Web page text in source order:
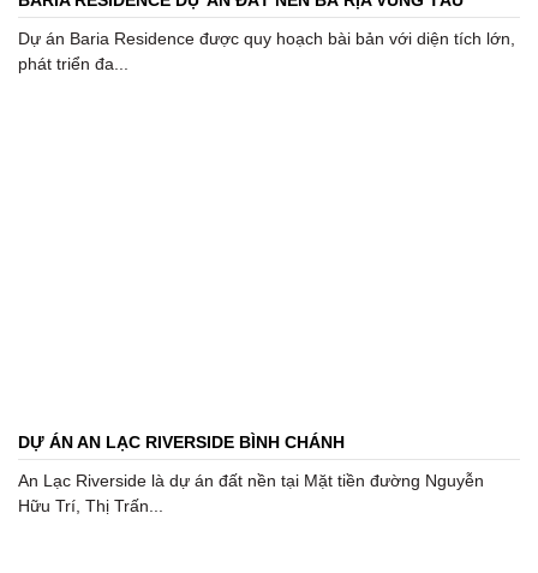
Dự án Baria Residence được quy hoạch bài bản với diện tích lớn,
phát triển đa...
DỰ ÁN AN LẠC RIVERSIDE BÌNH CHÁNH
An Lạc Riverside là dự án đất nền tại Mặt tiền đường Nguyễn
Hữu Trí, Thị Trấn...